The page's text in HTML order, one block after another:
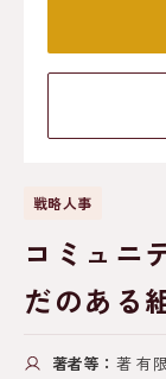
戦略人事
コミュニ
だのある
著者等： 著 有